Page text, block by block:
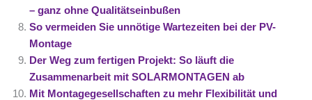
– ganz ohne Qualitätseinbußen
So vermeiden Sie unnötige Wartezeiten bei der PV-
Montage
Der Weg zum fertigen Projekt: So läuft die
Zusammenarbeit mit SOLARMONTAGEN ab
Mit Montagegesellschaften zu mehr Flexibilität und